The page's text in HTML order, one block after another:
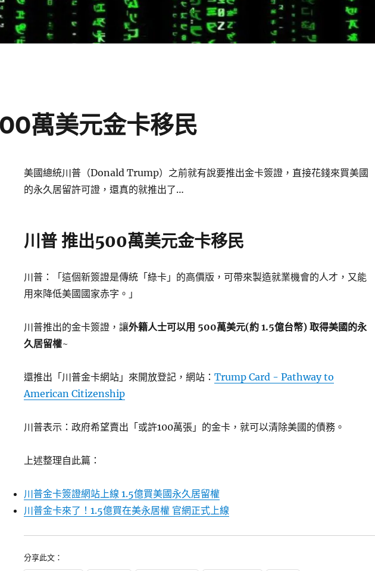
萬美元金卡移民
美國總統川普（Donald Trump）之前就有說要推出金卡簽證，直接花錢來買美國
的永久居留許可證，還真的就推出了…
川普 推出500萬美元金卡移民
川普：「這個新簽證是傳統「綠卡」的高價版，可帶來製造就業機會的人才，又能
用來降低美國國家赤字。」
川普推出的金卡簽證，讓外籍人士可以用 500萬美元(約 1.5億台幣) 取得美國的永
久居留權~
還推出「川普金卡網站」來開放登記，網站： Trump Card - Pathway to
American Citizenship
川普表示：政府希望賣出「或許100萬張」的金卡，就可以清除美國的債務。
上述整理自此篇：
川普金卡簽證網站上線 1.5億買美國永久居留權
川普金卡來了！1.5億買在美永居權 官網正式上線
分享此文：